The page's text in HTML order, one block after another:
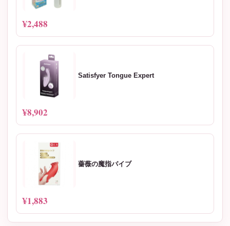
¥2,488
Satisfyer Tongue Expert
¥8,902
薔薇の魔指バイブ
¥1,883